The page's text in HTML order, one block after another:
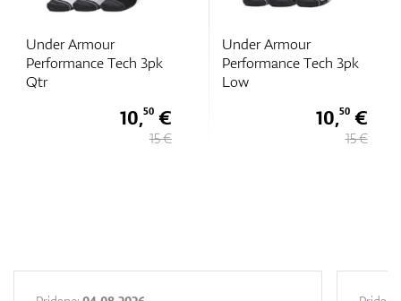
3pk
Under Armour
Performance Tech 3pk
Under Armour
Performance Tech